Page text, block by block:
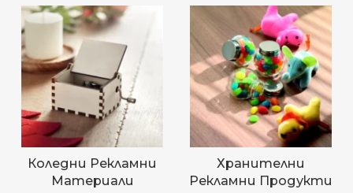
Коледни Рекламни
Материали
Хранителни
Рекламни Продукти